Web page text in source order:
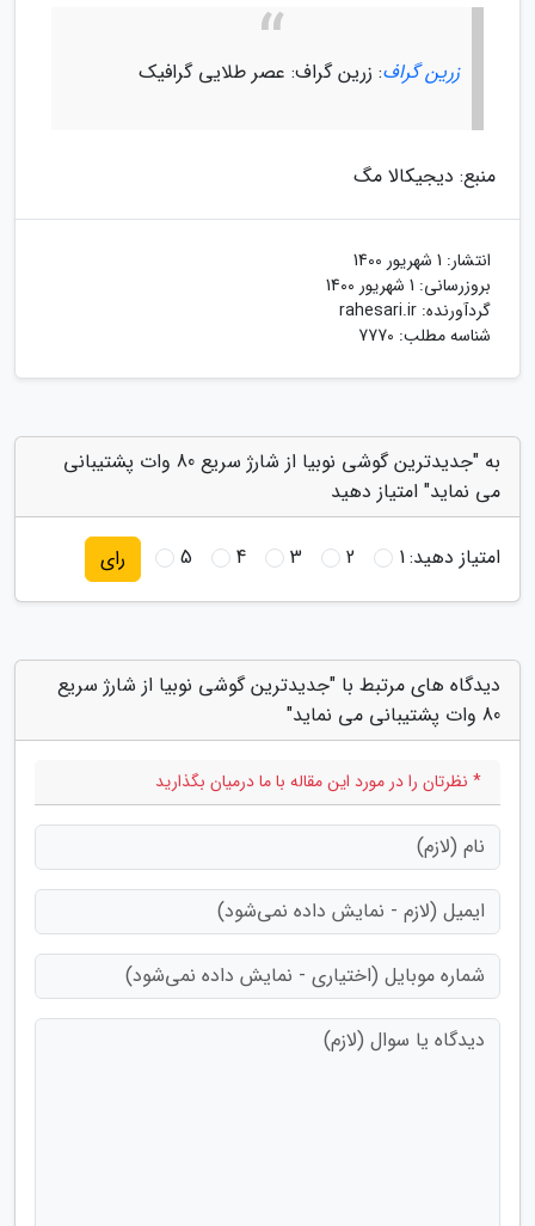
زرین گراف: زرین گراف: عصر طلایی گرافیک
منبع: دیجیکالا مگ
انتشار: 1 شهریور 1400
بروزرسانی: 1 شهریور 1400
گردآورنده: rahesari.ir
شناسه مطلب: 7770
به "جدیدترین گوشی نوبیا از شارژ سریع 80 وات پشتیبانی
می نماید" امتیاز دهید
امتیاز دهید:1
2
3
4
5 رای
دیدگاه های مرتبط با "جدیدترین گوشی نوبیا از شارژ سریع
80 وات پشتیبانی می نماید"
* نظرتان را در مورد این مقاله با ما درمیان بگذارید